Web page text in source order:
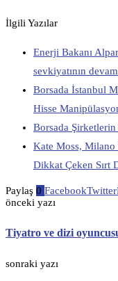
İlgili Yazılar
Enerji Bakanı
sevkiyatının
Borsada İstanbul
Hisse
Borsada
Kate Moss, Milano
Dikkat Çeken Sırt
Paylaş 0 FacebookTwitter
önceki yazı
Tiyatro ve dizi
sonraki yazı